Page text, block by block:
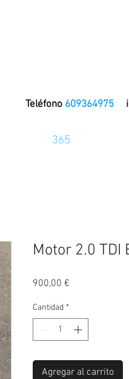
Teléfono 609364975
Motor 2.0 TDI
900,00 €Precio
Cantidad *
Agregar al carrito
365